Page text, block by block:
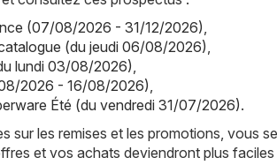
(07/08/2026 - 31/12/2026)
(du jeudi 06/08/2026)
lundi 03/08/2026)
2026 - 16/08/2026)
Été (du vendredi 31/07/2026).
sur les remises et les promotions, vous
et vos achats deviendront plus faciles